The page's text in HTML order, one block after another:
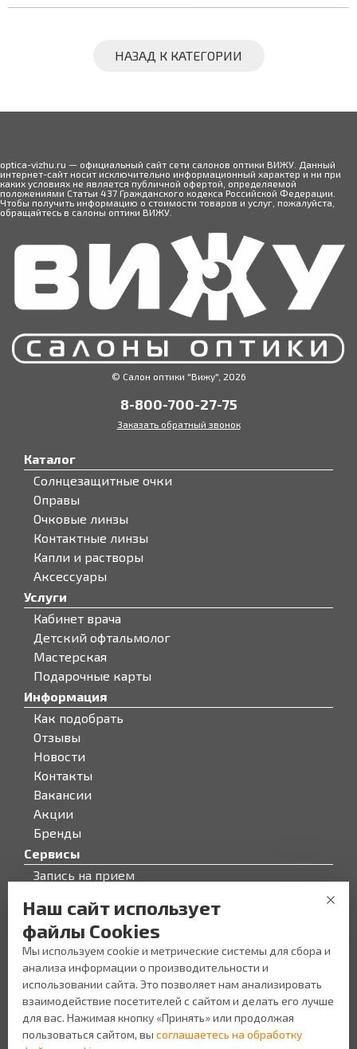
НАЗАД К КАТЕГОРИИ
optica-vizhu.ru — официальный сайт сети салонов оптики ВИЖУ. Данный
интернет-сайт носит исключительно информационный характер и ни при
каких условиях не является публичной офертой, определяемой
положениями Статьи 437 Гражданского кодекса Российской Федерации.
Чтобы получить информацию о стоимости товаров и услуг, пожалуйста,
обращайтесь в салоны оптики ВИЖУ.
© Салон оптики "Вижу", 2026
8-800-700-27-75
Заказать обратный звонок
Каталог
Солнцезащитные очки
Оправы
Очковые линзы
Контактные линзы
Капли и растворы
Аксессуары
Услуги
Кабинет врача
Детский офтальмолог
Мастерская
Подарочные карты
Информация
Как подобрать
Отзывы
Новости
Контакты
Вакансии
Акции
Бренды
Сервисы
Запись на прием
О компании
О компании
Персонал
Новости
Прайс-лист на услуги
Уголок потребителя
Наш сайт использует
файлы Cookies
Мы используем cookie и метрические системы для сбора и
анализа информации о производительности и
использовании сайта. Это позволяет нам анализировать
взаимодействие посетителей с сайтом и делать его лучше
для вас. Нажимая кнопку «Принять» или продолжая
пользоваться сайтом, вы соглашаетесь на обработку